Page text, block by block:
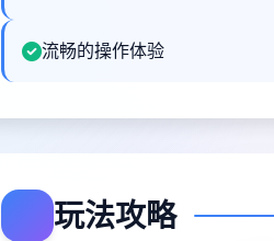
流畅的操作体验
玩法攻略